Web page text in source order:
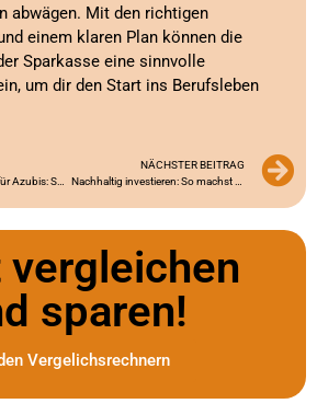
abwägen. Mit den richtigen
einem klaren Plan können die
Sparkasse eine sinnvolle
um dir den Start ins Berufsleben
NÄCHSTER BEITRAG
sparen!
Vergelichsrechnern